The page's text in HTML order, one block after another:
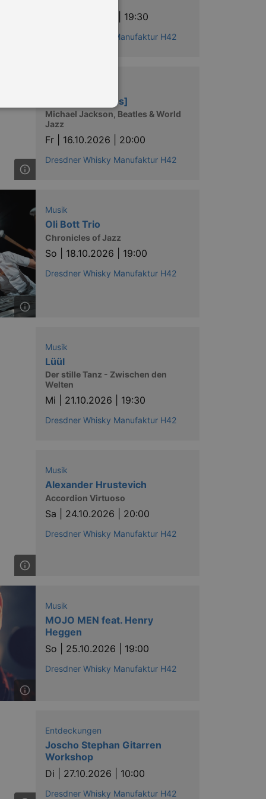
15.10.2026 | 19:30
Dresdner Whisky Manufaktur H42
Patax [es/cub/us]
Michael Jackson, Beatles & World
Jazz
Fr | 16.10.2026 | 20:00
Dresdner Whisky Manufaktur H42
Musik
Oli Bott Trio
Chronicles of Jazz
So | 18.10.2026 | 19:00
Dresdner Whisky Manufaktur H42
Musik
Lüül
Der stille Tanz - Zwischen den
Welten
Mi | 21.10.2026 | 19:30
Dresdner Whisky Manufaktur H42
Musik
Alexander Hrustevich
Accordion Virtuoso
Sa | 24.10.2026 | 20:00
Dresdner Whisky Manufaktur H42
Musik
MOJO MEN feat. Henry
Heggen
So | 25.10.2026 | 19:00
Dresdner Whisky Manufaktur H42
Entdeckungen
Joscho Stephan Gitarren
Workshop
Di | 27.10.2026 | 10:00
Dresdner Whisky Manufaktur H42
Ihren account. Ohne diese
visitor cookie consent
to work properly.
Cross-Site Request Forgery
Cross-Site Request Forgery
Analytics - which is a
used analytics service. This
in each page request
and campaign data for the
after 2 years, although
no information is
update a unique value for
Analytics, according
after 10 minutes.
the end user uses the
may have seen before
from OneTrust. It
the site uses and
for the use of each
in each category
is not given. The cookie
no information that can